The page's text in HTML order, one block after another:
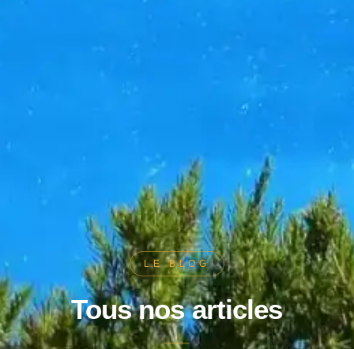
LE BLOG
Tous nos articles